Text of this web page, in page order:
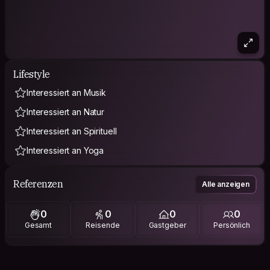
Lifestyle
Interessiert an Musik
Interessiert an Natur
Interessiert an Spirituell
Interessiert an Yoga
Referenzen Alle anzeigen
0
Gesamt
0
Reisende
0
Gastgeber
0
Persönlich